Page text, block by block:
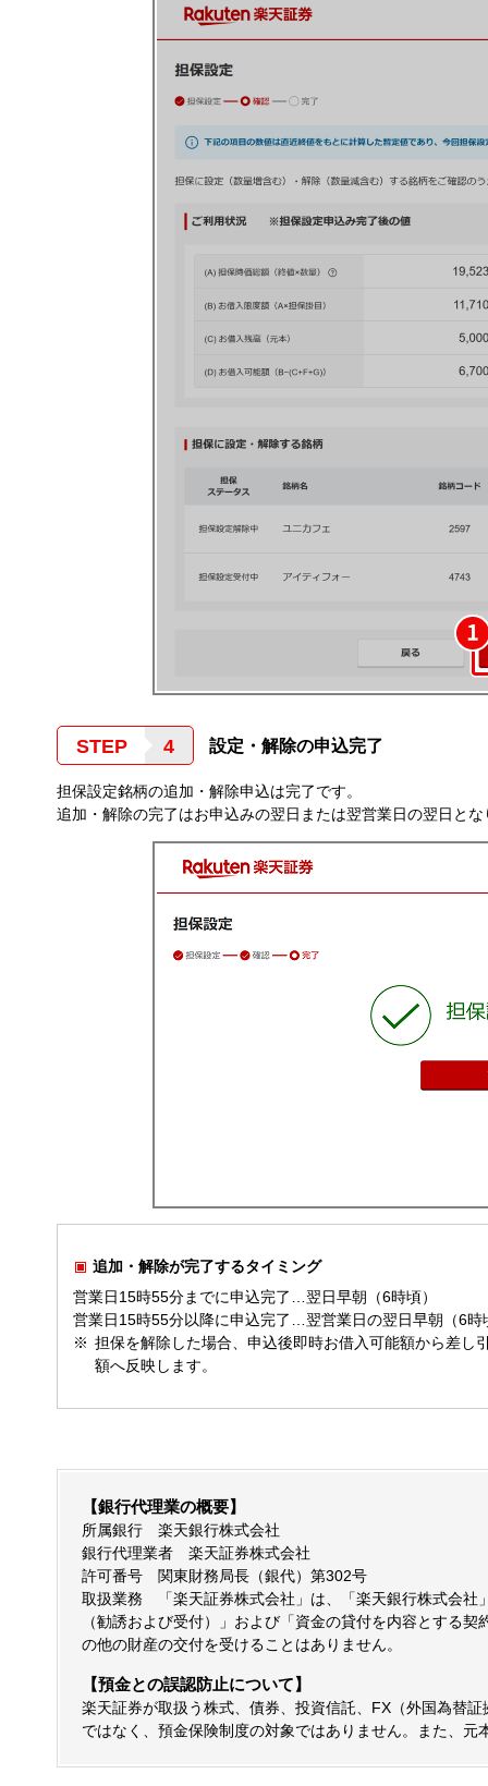
STEP 設定・解除の申込完了
担保設定銘柄の追加・解除申込は完了です。
追加・解除の完了はお申込みの翌日または翌営業日の翌日とな
追加・解除が完了するタイミング
営業日15時55分までに申込完了…翌日早朝（6時頃）
営業日15時55分以降に申込完了…翌営業日の翌日早朝（6時
担保を解除した場合、申込後即時お借入可能額から差し
額へ反映します。
【銀行代理業の概要】
所属銀行 楽天銀行株式会社
銀行代理業者 楽天証券株式会社
許可番号 関東財務局長（銀代）第302号
取扱業務 「楽天証券株式会社」は、「楽天銀行株式会社
（勧誘および受付）」および「資金の貸付を内容とする
の他の財産の交付を受けることはありません。
【預金との誤認防止について】
楽天証券が取扱う株式、債券、投資信託、FX（外国為替
ではなく、預金保険制度の対象ではありません。また、